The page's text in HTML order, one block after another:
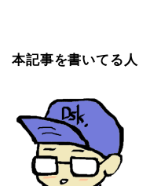
本記事を書いてる人